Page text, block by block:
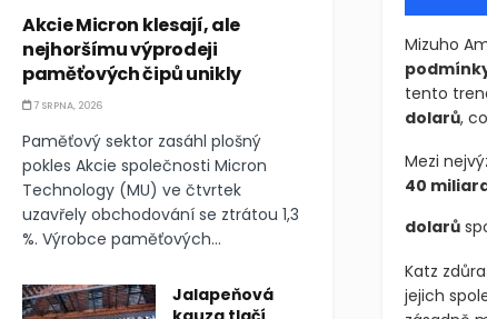
Mizuho
tento
dolarů,
Mezi
40
dolarů
Katz
jejich
Akcie Micron klesají, ale
nejhoršímu výprodeji
paměťových čipů unikly
7 SRPNA, 2026
Paměťový sektor zasáhl plošný
pokles Akcie společnosti Micron
Technology (MU) ve čtvrtek
uzavřely obchodování se ztrátou 1,3
%. Výrobce paměťových...
Jalapeňová